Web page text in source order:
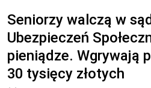
Seniorzy walczą w
Ubezpieczeń
pieniądze. Wgrywają
30 tysięcy złotych